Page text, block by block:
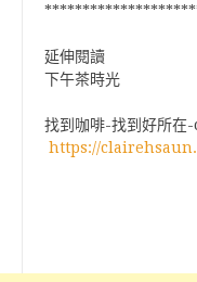
延伸閱讀
下午茶時光
找到咖啡-找到好所
https://